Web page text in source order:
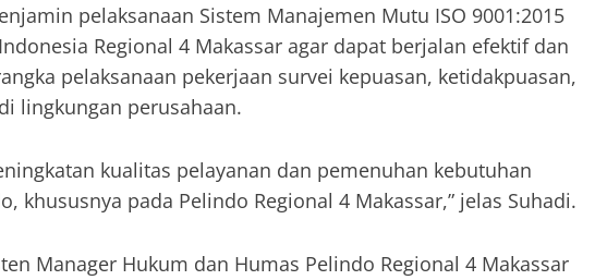
pelaksanaan Sistem Manajemen Mutu ISO 9001:2015
Regional 4 Makassar agar dapat berjalan efektif dan
pelaksanaan pekerjaan survei kepuasan, ketidakpuasan,
lingkungan perusahaan.
kualitas pelayanan dan pemenuhan kebutuhan
khususnya pada Pelindo Regional 4 Makassar,” jelas Suhadi.
Manager Hukum dan Humas Pelindo Regional 4 Makassar